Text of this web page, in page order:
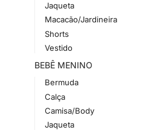
Jaqueta
Macacão/Jardineira
Shorts
Vestido
BEBÊ MENINO
Bermuda
Calça
Camisa/Body
Jaqueta